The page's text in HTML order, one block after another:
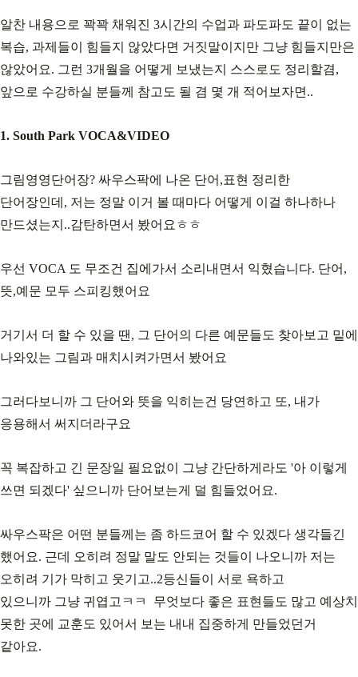
알찬 내용으로 꽉꽉 채워진 3시간의 수업과 파도파도 끝이 없는
복습, 과제들이 힘들지 않았다면 거짓말이지만 그냥 힘들지만은
않았어요. 그런 3개월을 어떻게 보냈는지 스스로도 정리할겸,
앞으로 수강하실 분들께 참고도 될 겸 몇 개 적어보자면..
1. South Park VOCA&VIDEO
그림영영단어장? 싸우스팍에 나온 단어,표현 정리한
단어장인데, 저는 정말 이거 볼 때마다 어떻게 이걸 하나하나
만드셨는지..감탄하면서 봤어요ㅎㅎ
우선 VOCA 도 무조건 집에가서 소리내면서 익혔습니다. 단어,
뜻,예문 모두 스피킹했어요
거기서 더 할 수 있을 땐, 그 단어의 다른 예문들도 찾아보고 밑에
나와있는 그림과 매치시켜가면서 봤어요
그러다보니까 그 단어와 뜻을 익히는건 당연하고 또, 내가
응용해서 써지더라구요
꼭 복잡하고 긴 문장일 필요없이 그냥 간단하게라도 '아 이렇게
쓰면 되겠다' 싶으니까 단어보는게 덜 힘들었어요.
싸우스팍은 어떤 분들께는 좀 하드코어 할 수 있겠다 생각들긴
했어요. 근데 오히려 정말 말도 안되는 것들이 나오니까 저는
오히려 기가 막히고 웃기고..2등신들이 서로 욕하고
있으니까 그냥 귀엽고ㅋㅋ 무엇보다 좋은 표현들도 많고 예상치
못한 곳에 교훈도 있어서 보는 내내 집중하게 만들었던거
같아요.